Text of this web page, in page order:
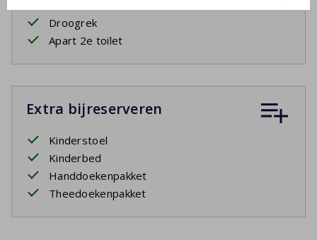
Droogrek
Apart 2e toilet
Extra bijreserveren
Kinderstoel
Kinderbed
Handdoekenpakket
Theedoekenpakket